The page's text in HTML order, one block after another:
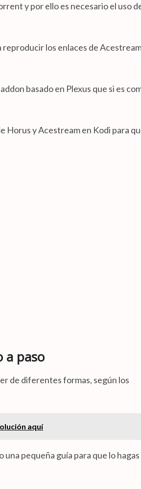
y por ello es necesario el uso
los enlaces de
basado en Plexus que si es
Horus y Acestream en Kodi para
a paso
de diferentes formas, según los
aquí
pequeña guía para que lo